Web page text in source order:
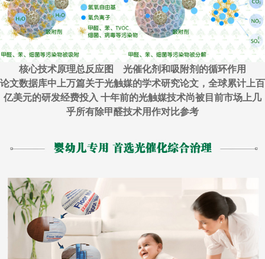
核心技术原理总反应图 光催化剂和吸附剂的循环作用
论文数据库中上万篇关于光触媒的学术研究论文，全球累计上百
亿美元的研发经费投入 十年前的光触媒技术尚被目前市场上几
乎所有除甲醛技术用作对比参考